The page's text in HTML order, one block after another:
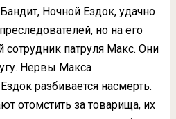
Ночной Ездок, удачно
но на его
сотрудник патруля Макс. Они
Нервы Макса
разбивается насмерть.
отомстить за товарища, их